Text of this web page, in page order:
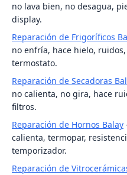
no lava bien, no desagua,
display.
Reparación de Frigoríficos
no enfría, hace hielo,
termostato.
Reparación de Secadoras
no calienta, no gira, hace
filtros.
Reparación de Hornos Balay
calienta, termopar,
temporizador.
Reparación de